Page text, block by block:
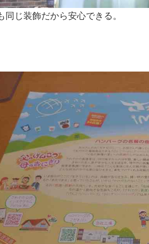
同じ装飾だから安心できる。